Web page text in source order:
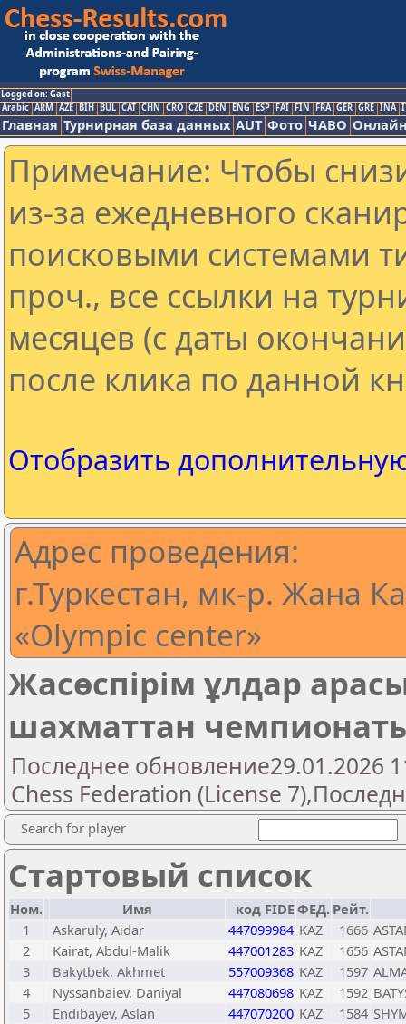
Logged on: Gast
Arabic ARM AZE BIH BUL CAT CHN CRO CZE DEN ENG ESP FAI FIN FRA GER GRE INA
Главная Турнирная база данных AUT Фото ЧАВО
Примечание: Чтобы
из-за ежедневного
поисковыми системами
проч., все ссылки на
месяцев (с даты
после клика по данной
Отобразить
Адрес проведения:
г.Туркестан, мк-р. Жана
«Olympic center»
Жасөспірім ұлдар
шахматтан
Последнее обновление29.01.2026
Chess Federation (License
Search for player
Стартовый список
Ном. Имя код FIDEФЕД. Рейт.
1
Askaruly, Aidar 447099984 KAZ 1666
2
Kairat, Abdul-Malik 447001283 KAZ 1656
3
Bakytbek, Akhmet 557009368 KAZ 1597
4
Nyssanbaiev, Daniyal 447080698 KAZ 1592
5
Endibayev, Aslan 447070200 KAZ 1584